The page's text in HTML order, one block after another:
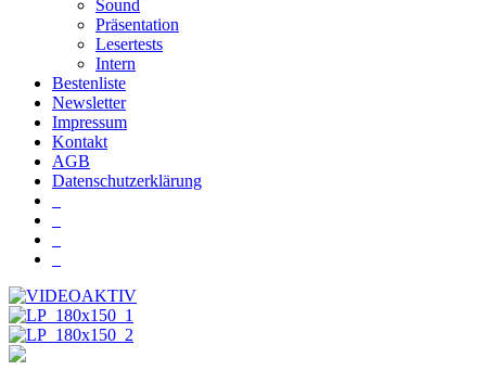
Sound
Präsentation
Lesertests
Intern
Bestenliste
Newsletter
Impressum
Kontakt
AGB
Datenschutzerklärung